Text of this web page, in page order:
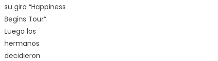
su gira “Happiness
Begins Tour”.
Luego los
hermanos
decidieron